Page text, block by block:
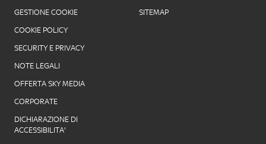
GESTIONE COOKIE
COOKIE POLICY
SECURITY E PRIVACY
NOTE LEGALI
OFFERTA SKY MEDIA
CORPORATE
DICHIARAZIONE DI
ACCESSIBILITA'
SITEMAP